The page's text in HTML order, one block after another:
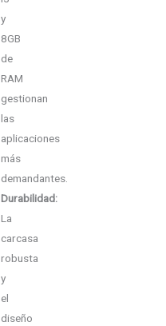
y
8GB
de
RAM
gestionan
las
aplicaciones
más
demandantes.
Durabilidad:
La
carcasa
robusta
y
el
diseño